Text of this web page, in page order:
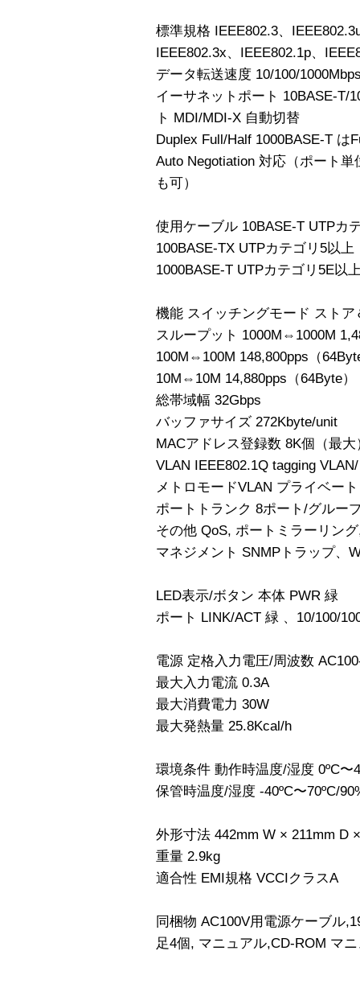
標準規格 IEEE802.3、
IEEE802.3x、IEEE802.1p、
データ転送速度 10/100/
イーサネットポート 10BASE-T/
ト MDI/MDI-X 自動切替
Duplex Full/Half 1000BASE-T は
Auto Negotiation 対応（ポート
も可）
使用ケーブル 10BASE-T UTPカ
100BASE-TX UTPカテゴリ5以上
1000BASE-T UTPカテゴリ5E以
機能 スイッチングモード スト
スループット 1000M⇔1000M
100M⇔100M 148,800pps（
10M⇔10M 14,880pps（64Byte）
総帯域幅 32Gbps
バッファサイズ 272Kbyte/unit
MACアドレス登録数 8K個（最大
VLAN IEEE802.1Q tagging
メトロモードVLAN プライベー
ポートトランク 8ポート/グルー
その他 QoS, ポートミラーリン
マネジメント SNMPトラップ、
LED表示/ボタン 本体 PWR 緑
ポート LINK/ACT 緑 、10/100/
電源 定格入力電圧/周波数
最大入力電流 0.3A
最大消費電力 30W
最大発熱量 25.8Kcal/h
環境条件 動作時温度/湿度 0ºC
保管時温度/湿度 -40ºC〜70ºC/
外形寸法 442mm W × 211mm D
重量 2.9kg
適合性 EMI規格 VCCIクラスA
同梱物 AC100V用電源ケーブル
足4個, マニュアル,CD-ROM マ